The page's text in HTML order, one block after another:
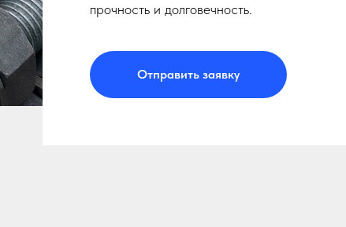
прочность и долговечность.
Отправить заявку